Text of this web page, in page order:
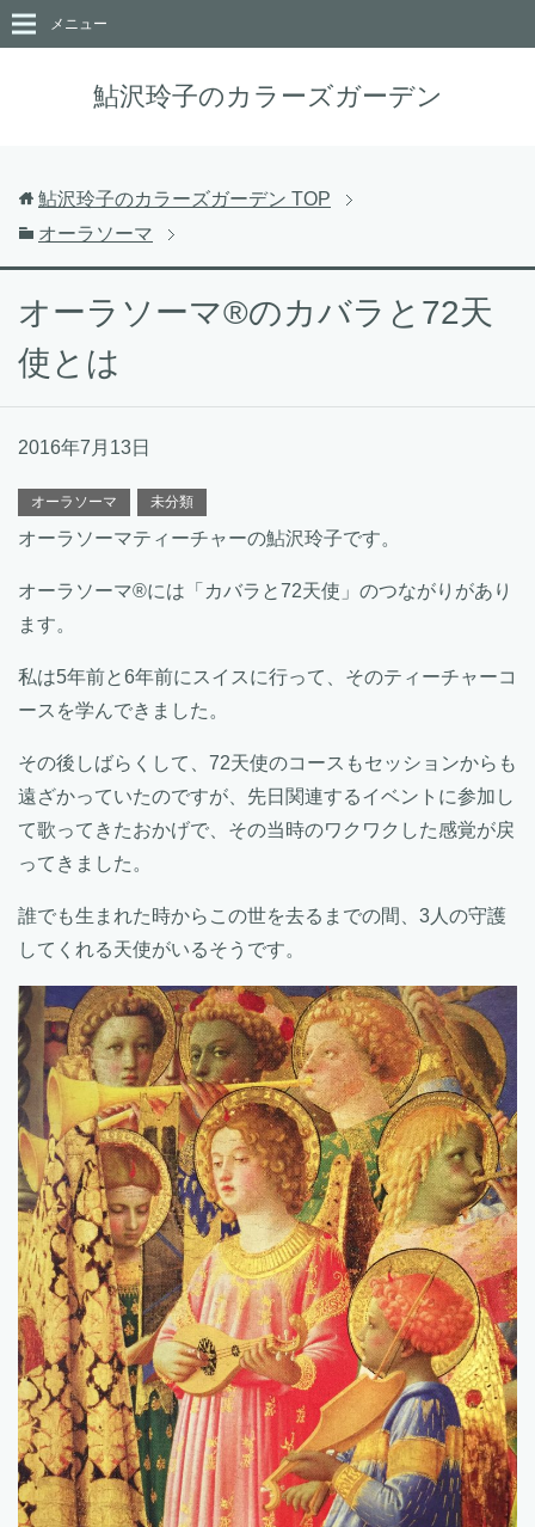
鮎沢玲子のカラーズガーデン
メニュー
鮎沢玲子のカラーズガーデン TOP
オーラソーマ
オーラソーマ®︎のカバラと72天
使とは
2016年7月13日
オーラソーマ 未分類
オーラソーマティーチャーの鮎沢玲子です。
オーラソーマ®︎には「カバラと72天使」のつながりがあり
ます。
私は5年前と6年前にスイスに行って、そのティーチャーコ
ースを学んできました。
その後しばらくして、72天使のコースもセッションからも
遠ざかっていたのですが、先日関連するイベントに参加し
て歌ってきたおかげで、その当時のワクワクした感覚が戻
ってきました。
誰でも生まれた時からこの世を去るまでの間、3人の守護
してくれる天使がいるそうです。